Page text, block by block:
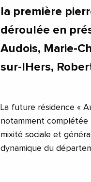
la première
déroulée en
Audois, Marie-
sur-lHers,
La future résidence «
notamment complétée
mixité sociale et
dynamique du